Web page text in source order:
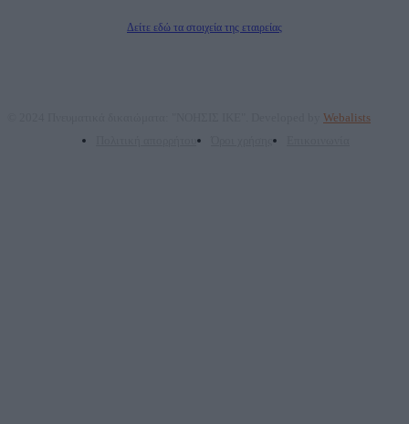
Δείτε εδώ τα στοιχεία της εταιρείας
Webalists